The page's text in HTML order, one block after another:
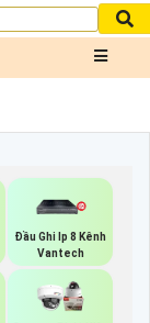
Đầu Ghi Ip 8 Kênh
Vantech